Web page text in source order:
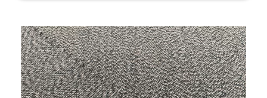
SITE
PRIVACY
POLICY